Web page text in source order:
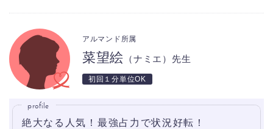
菜望絵 （ナミエ）先生
アルマンド所属
初回１分単位OK
profile
絶大なる人気！最強占力で状況好転！